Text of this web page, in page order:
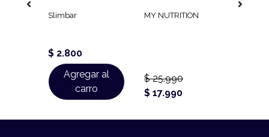
Slimbar
$ 2.800
Agregar al
carro
MY NUTRITION
$ 25.990
$ 17.990